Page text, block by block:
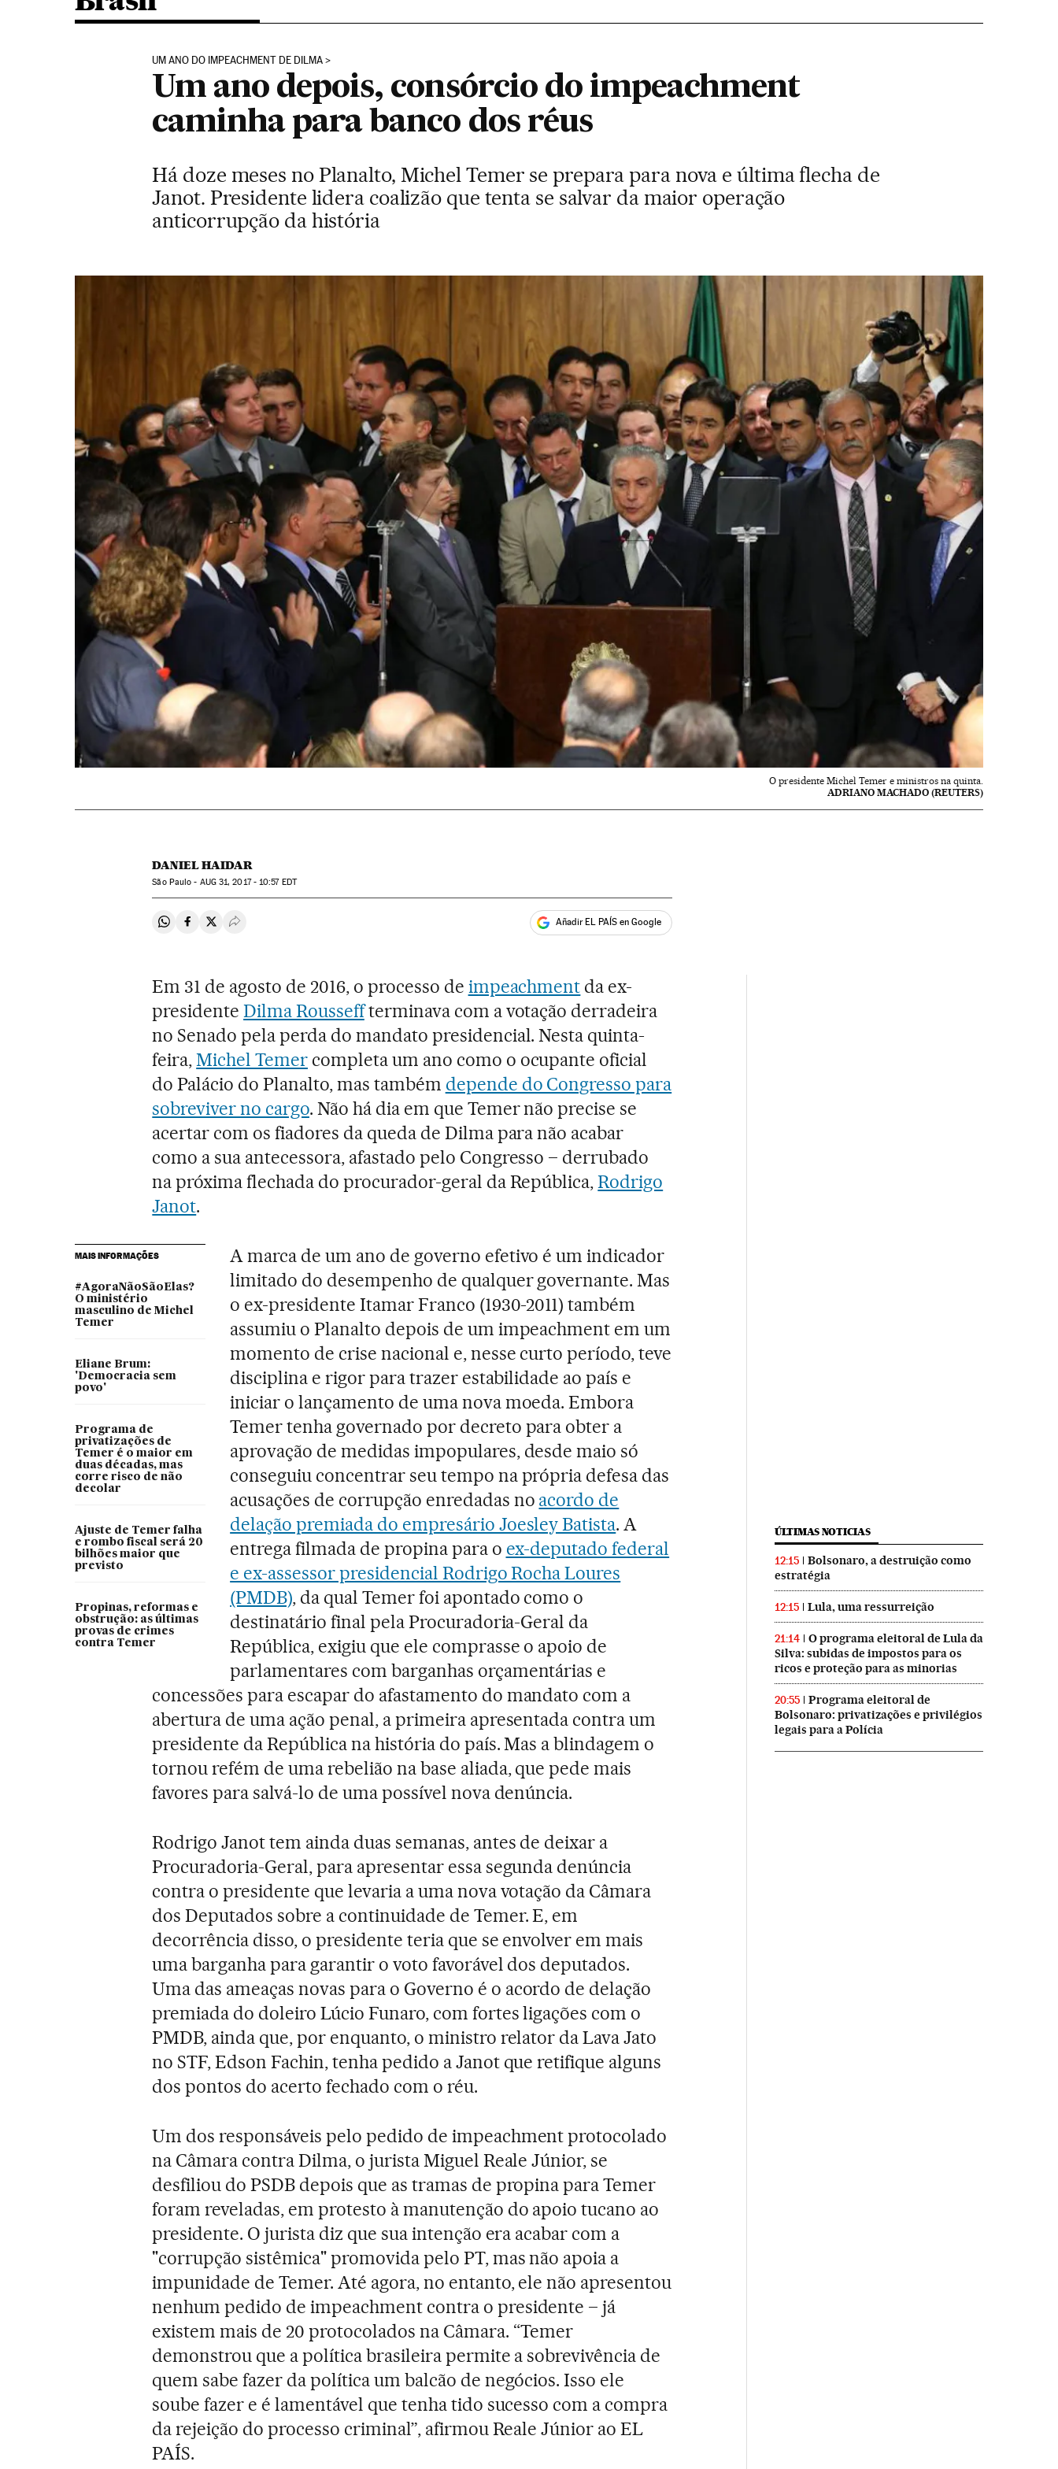
UM ANO DO IMPEACHMENT DE DILMA
Um ano depois, consórcio do impeachment
caminha para banco dos réus
Há doze meses no Planalto, Michel Temer se prepara para nova e última flecha de
Janot. Presidente lidera coalizão que tenta se salvar da maior operação
anticorrupção da história
O presidente Michel Temer e ministros na quinta.
ADRIANO MACHADO (REUTERS)
DANIEL HAIDAR
São Paulo - AUG31, 2017 - 10:57EDT
Compartir en Whatsapp
Compartir en Facebook
Compartir en Twitter
Desplegar Redes Sociales Añadir EL PAÍS en Google
Em 31 de agosto de 2016, o processo de impeachment da ex-
presidenteDilma Rousseffterminava com a votação derradeira
no Senado pela perda do mandato presidencial. Nesta quinta-
feira,Michel Temercompleta um ano como o ocupante oficial
do Palácio do Planalto, mas também depende do Congresso para
sobreviver no cargo. Não há dia em que Temer não precise se
acertar com os fiadores da queda de Dilma para não acabar
como a sua antecessora, afastado pelo Congresso – derrubado
na próxima flechada do procurador-geral da República,Rodrigo
Janot.
MAIS INFORMAÇÕES
#AgoraNãoSãoElas?
O ministério
masculino de Michel
Temer
Eliane Brum:
'Democracia sem
povo'
Programa de
privatizações de
Temer é o maior em
duas décadas, mas
corre risco de não
decolar
Ajuste de Temer falha
e rombo fiscal será 20
bilhões maior que
previsto
Propinas, reformas e
obstrução: as últimas
provas de crimes
contra Temer
A marca de um ano de governo efetivo é um indicador
limitado do desempenho de qualquer governante. Mas
o ex-presidente Itamar Franco (1930-2011) também
assumiu o Planalto depois de um impeachment em um
momento de crise nacional e, nesse curto período, teve
disciplina e rigor para trazer estabilidade ao país e
iniciar o lançamento de uma nova moeda. Embora
Temer tenha governado por decreto para obter a
aprovação de medidas impopulares, desde maio só
conseguiu concentrar seu tempo na própria defesa das
acusações de corrupção enredadas no acordo de
delação premiada do empresário Joesley Batista. A
entrega filmada de propina para o ex-deputado federal
e ex-assessor presidencial Rodrigo Rocha Loures
(PMDB), da qual Temer foi apontado como o
destinatário final pela Procuradoria-Geral da
República, exigiu que ele comprasse o apoio de
parlamentares com barganhas orçamentárias e
concessões para escapar do afastamento do mandato com a
abertura de uma ação penal, a primeira apresentada contra um
presidente da República na história do país. Mas a blindagem o
tornou refém de uma rebelião na base aliada, que pede mais
favores para salvá-lo de uma possível nova denúncia.
Rodrigo Janot tem ainda duas semanas, antes de deixar a
Procuradoria-Geral, para apresentar essa segunda denúncia
contra o presidente que levaria a uma nova votação da Câmara
dos Deputados sobre a continuidade de Temer. E, em
decorrência disso, o presidente teria que se envolver em mais
uma barganha para garantir o voto favorável dos deputados.
Uma das ameaças novas para o Governo é o acordo de delação
premiada do doleiro Lúcio Funaro, com fortes ligações com o
PMDB, ainda que, por enquanto, o ministro relator da Lava Jato
no STF, Edson Fachin, tenha pedido a Janot que retifique alguns
dos pontos do acerto fechado com o réu.
Um dos responsáveis pelo pedido de impeachment protocolado
na Câmara contra Dilma, o jurista Miguel Reale Júnior, se
desfiliou do PSDB depois que as tramas de propina para Temer
foram reveladas, em protesto à manutenção do apoio tucano ao
presidente. O jurista diz que sua intenção era acabar com a
"corrupção sistêmica" promovida pelo PT, mas não apoia a
impunidade de Temer. Até agora, no entanto, ele não apresentou
nenhum pedido de impeachment contra o presidente – já
existem mais de 20 protocolados na Câmara. “Temer
demonstrou que a política brasileira permite a sobrevivência de
quem sabe fazer da política um balcão de negócios. Isso ele
soube fazer e é lamentável que tenha tido sucesso com a compra
da rejeição do processo criminal”, afirmou Reale Júnior ao EL
PAÍS.
ÚLTIMAS NOTICIAS
12:15
Bolsonaro, a destruição como
estratégia
12:15 Lula, uma ressurreição
21:14
O programa eleitoral de Lula da
Silva: subidas de impostos para os
ricos e proteção para as minorias
20:55
Programa eleitoral de
Bolsonaro: privatizações e privilégios
legais para a Polícia